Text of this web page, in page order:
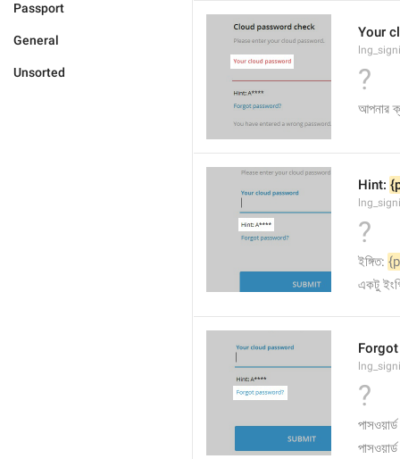
Passport
General
Unsorted
Your
?
আপনার
Hint:
?
ইঙ্গিত:
একটু
?